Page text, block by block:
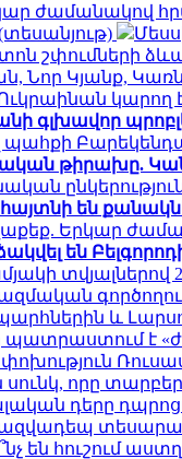
ժամանակով
շփումների
Նոր Կյանք,
կարող է
գլխավոր
թիրախը.
հայտնի են
Երկար
են
տվյալներով
և
պատրաստում է
որը
դերը
են հուշում